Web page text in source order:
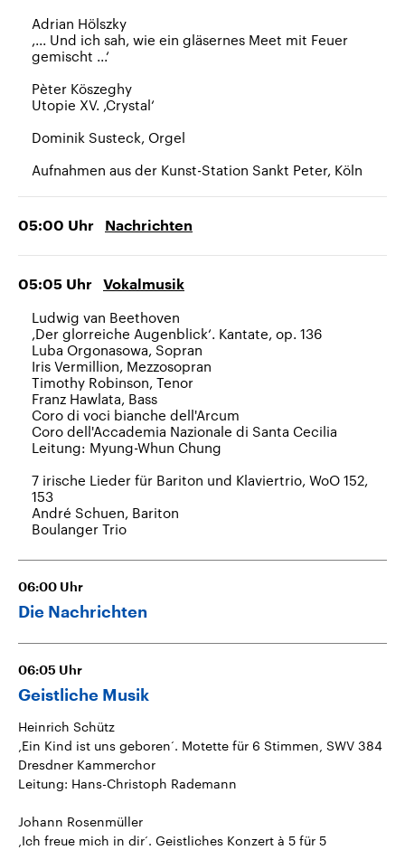
Adrian Hölszky
,... Und ich sah, wie ein gläsernes Meet mit Feuer
gemischt ...‘
Pèter Köszeghy
Utopie XV. ,Crystal‘
Dominik Susteck, Orgel
Aufnahmen aus der Kunst-Station Sankt Peter, Köln
05:00 Uhr Nachrichten
05:05 Uhr Vokalmusik
Ludwig van Beethoven
,Der glorreiche Augenblick‘. Kantate, op. 136
Luba Orgonasowa, Sopran
Iris Vermillion, Mezzosopran
Timothy Robinson, Tenor
Franz Hawlata, Bass
Coro di voci bianche dell'Arcum
Coro dell'Accademia Nazionale di Santa Cecilia
Leitung: Myung-Whun Chung
7 irische Lieder für Bariton und Klaviertrio, WoO 152,
153
André Schuen, Bariton
Boulanger Trio
06:00 Uhr
Die Nachrichten
06:05 Uhr
Geistliche Musik
Heinrich Schütz
‚Ein Kind ist uns geboren‘. Motette für 6 Stimmen, SWV 384
Dresdner Kammerchor
Leitung: Hans-Christoph Rademann
Johann Rosenmüller
‚Ich freue mich in dir‘. Geistliches Konzert à 5 für 5